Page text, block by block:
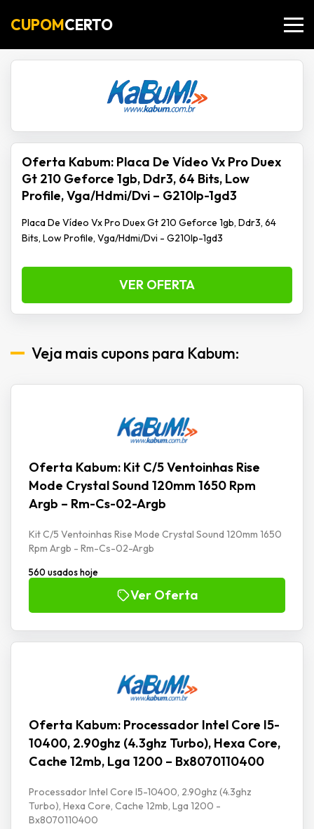
CUPOMCERTO
Oferta Kabum: Placa De Vídeo Vx Pro Duex
Gt 210 Geforce 1gb, Ddr3, 64 Bits, Low
Profile, Vga/Hdmi/Dvi – G210lp-1gd3
Placa De Vídeo Vx Pro Duex Gt 210 Geforce 1gb, Ddr3, 64
Bits, Low Profile, Vga/Hdmi/Dvi - G210lp-1gd3
VER OFERTA
Veja mais cupons para Kabum:
Oferta Kabum: Kit C/5 Ventoinhas Rise
Mode Crystal Sound 120mm 1650 Rpm
Argb – Rm-Cs-02-Argb
Kit C/5 Ventoinhas Rise Mode Crystal Sound 120mm 1650
Rpm Argb - Rm-Cs-02-Argb
560 usados hoje
Ver Oferta
Oferta Kabum: Processador Intel Core I5-
10400, 2.90ghz (4.3ghz Turbo), Hexa Core,
Cache 12mb, Lga 1200 – Bx8070110400
Processador Intel Core I5-10400, 2.90ghz (4.3ghz
Turbo), Hexa Core, Cache 12mb, Lga 1200 -
Bx8070110400